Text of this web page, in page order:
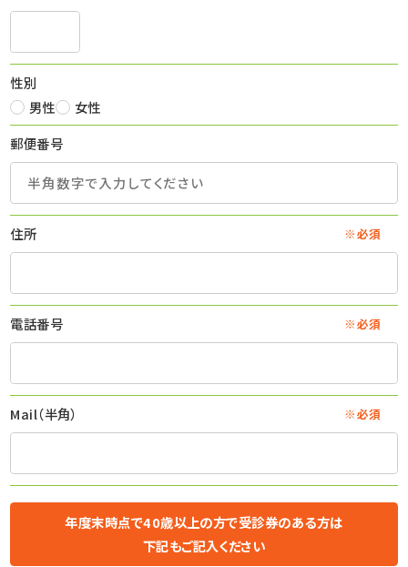
性別
男性
女性
郵便番号
住所 ※必須
電話番号 ※必須
Mail（半角） ※必須
年度末時点で40歳以上の方で受診券のある方は
下記もご記入ください